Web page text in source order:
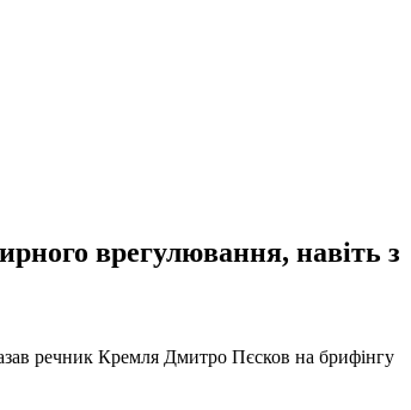
врегулювання, навіть з
речник Кремля Дмитро Пєсков на брифінгу